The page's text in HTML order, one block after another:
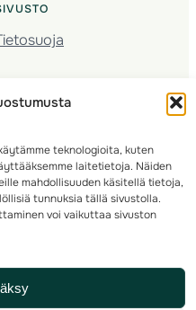
teknologioita, kuten
laitetietoja. Näiden
mahdollisuuden käsitellä tietoja,
tunnuksia tällä sivustolla.
voi vaikuttaa sivuston
10, 00380 Helsinki, Finland
: rastilippu(a)suunnistusliitto.fi